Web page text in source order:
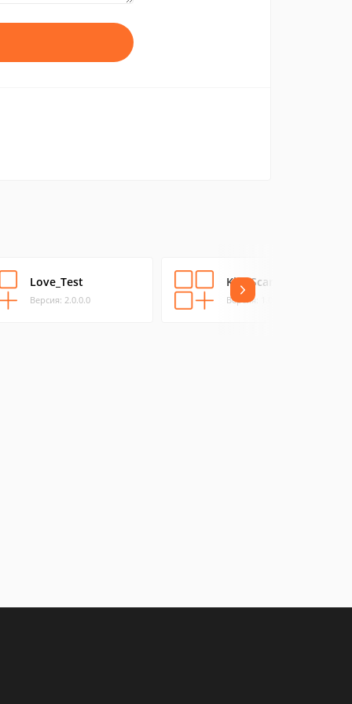
Love_Test
Версия: 2.0.0.0
Kiss Scanner
Версия: 1.0.0.0